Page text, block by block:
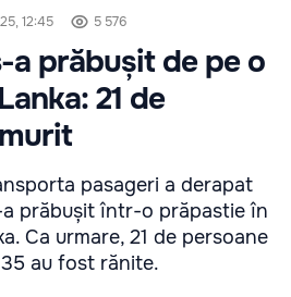
12:45 5 576
a prăbușit de pe o
21 de
pasageri a derapat
prăbușit într-o prăpastie în
Ca urmare, 21 de persoane
au fost rănite.